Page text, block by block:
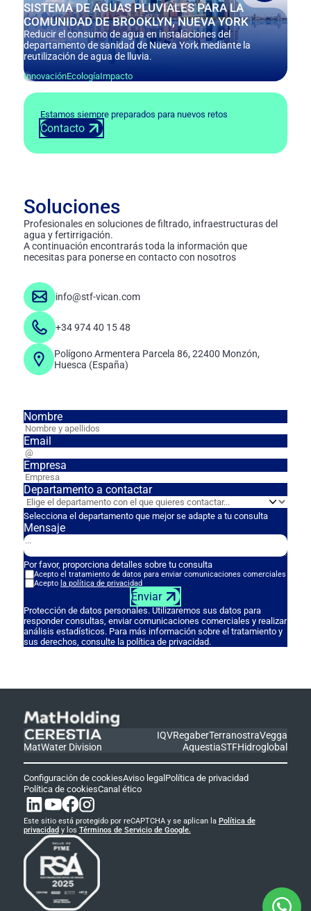
SISTEMA DE AGUAS PLUVIALES PARA LA
COMUNIDAD DE BROOKLYN, NUEVA YORK
Reducir el consumo de agua en instalaciones del
departamento de sanidad de Nueva York mediante la
reutilización de agua de lluvia.
InnovaciónEcologíaImpacto
Estamos siempre preparados para nuevos retos
Contacto
Soluciones
Profesionales en soluciones de filtrado, infraestructuras del
agua y fertirrigación.
A continuación encontrarás toda la información que
necesitas para ponerse en contacto con nosotros
info@stf-vican.com
+34 974 40 15 48
Polígono Armentera Parcela 86, 22400 Monzón,
Huesca (España)
Nombre
Email
Empresa
Departamento a contactar
Selecciona el departamento que mejor se adapte a tu consulta
Mensaje
Por favor, proporciona detalles sobre tu consulta
Acepto el tratamiento de datos para enviar comunicaciones comerciales
Acepto la política de privacidad
Enviar
Protección de datos personales. Utilizaremos sus datos para
responder consultas, enviar comunicaciones comerciales y realizar
análisis estadísticos. Para más información sobre el tratamiento y
sus derechos, consulte la política de privacidad.
IQVRegaberTerranostraVegga
MatWater Division
AquestiaSTFHidroglobal
Configuración de cookiesAviso legalPolítica de privacidad
Política de cookiesCanal ético
Este sitio está protegido por reCAPTCHA y se aplican la Política de
privacidad y los Términos de Servicio de Google.